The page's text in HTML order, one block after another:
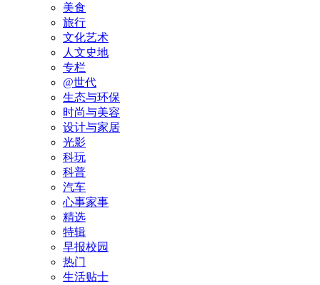
美食
旅行
文化艺术
人文史地
专栏
@世代
生态与环保
时尚与美容
设计与家居
光影
科玩
科普
汽车
心事家事
精选
特辑
早报校园
热门
生活贴士